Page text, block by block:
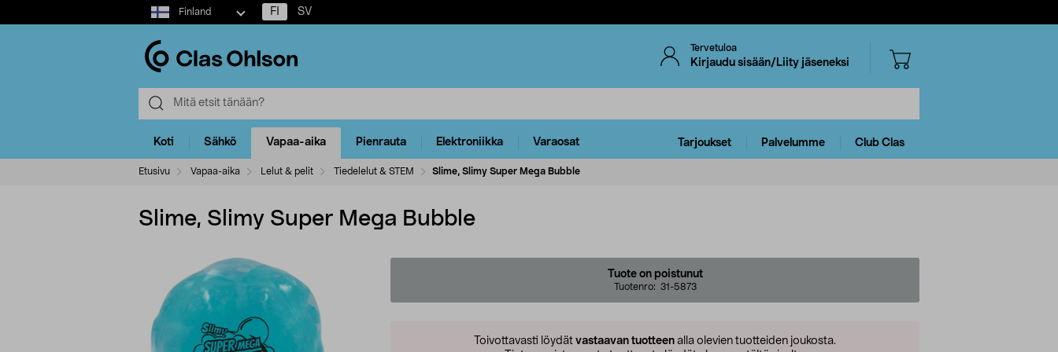
Select
market
Finland FI SV
Tervetuloa
Kirjaudu sisään/Liity jäseneksi
Koti Sähkö Vapaa-aika Pienrauta Elektroniikka Varaosat Tarjoukset Palvelumme Club Clas
Etusivu Vapaa-aika Lelut & pelit Tiedelelut & STEM Slime, Slimy Super Mega Bubble
Slime, Slimy Super Mega Bubble
Tuote on poistunut
Tuotenro: 31-5873
Toivottavasti löydät vastaavan tuotteen alla olevien tuotteiden joukosta.